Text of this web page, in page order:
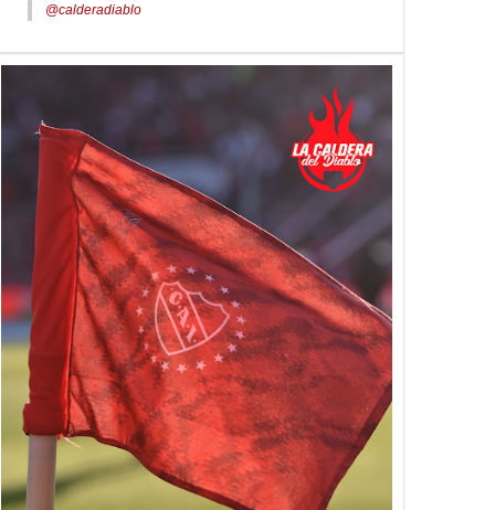
@calderadiablo